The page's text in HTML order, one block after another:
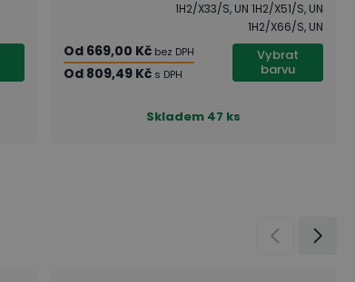
1H2/X33/S, UN 1H2/X51/S, UN
1H2/X66/S, UN
Od 669,00 Kč bez DPH
Od 809,49 Kč s DPH
Vybrat
barvu
Skladem 47 ks